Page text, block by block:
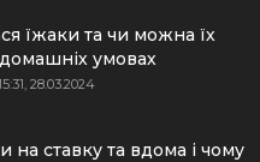
їжаки та чи можна їх
умовах
28.03.2024
на ставку та вдома і чому